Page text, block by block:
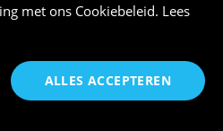
zich richt op alles wat met feest te
uitgebreid assortiment
met ons Cookiebeleid. Lees
ALLES ACCEPTEREN